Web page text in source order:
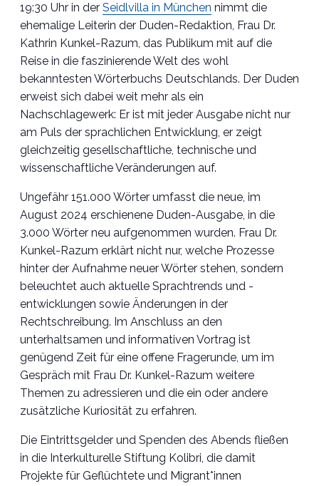
19:30 Uhr in der Seidlvilla in München nimmt die
ehemalige Leiterin der Duden-Redaktion, Frau Dr.
Kathrin Kunkel-Razum, das Publikum mit auf die
Reise in die faszinierende Welt des wohl
bekanntesten Wörterbuchs Deutschlands. Der Duden
erweist sich dabei weit mehr als ein
Nachschlagewerk: Er ist mit jeder Ausgabe nicht nur
am Puls der sprachlichen Entwicklung, er zeigt
gleichzeitig gesellschaftliche, technische und
wissenschaftliche Veränderungen auf.
Ungefähr 151.000 Wörter umfasst die neue, im
August 2024 erschienene Duden-Ausgabe, in die
3.000 Wörter neu aufgenommen wurden. Frau Dr.
Kunkel-Razum erklärt nicht nur, welche Prozesse
hinter der Aufnahme neuer Wörter stehen, sondern
beleuchtet auch aktuelle Sprachtrends und -
entwicklungen sowie Änderungen in der
Rechtschreibung. Im Anschluss an den
unterhaltsamen und informativen Vortrag ist
genügend Zeit für eine offene Fragerunde, um im
Gespräch mit Frau Dr. Kunkel-Razum weitere
Themen zu adressieren und die ein oder andere
zusätzliche Kuriosität zu erfahren.
Die Eintrittsgelder und Spenden des Abends fließen
in die Interkulturelle Stiftung Kolibri, die damit
Projekte für Geflüchtete und Migrant*innen